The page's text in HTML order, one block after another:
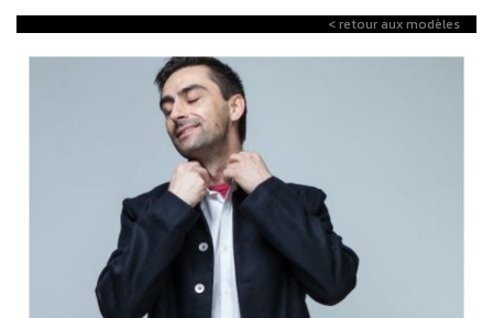
< retour aux modèles